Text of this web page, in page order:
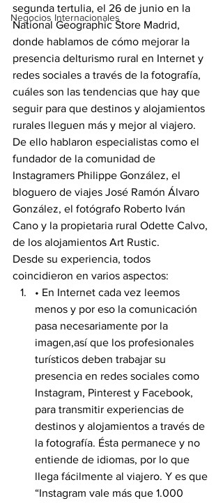
Negocios Internacionales
segunda tertulia, el 26 de junio en la
National Geographic Store Madrid,
donde hablamos de cómo mejorar la
presencia delturismo rural en Internet y
redes sociales a través de la fotografía,
cuáles son las tendencias que hay que
seguir para que destinos y alojamientos
rurales lleguen más y mejor al viajero.
De ello hablaron especialistas como el
fundador de la comunidad de
Instagramers Philippe González, el
bloguero de viajes José Ramón Álvaro
González, el fotógrafo Roberto Iván
Cano y la propietaria rural Odette Calvo,
de los alojamientos Art Rustic.
Desde su experiencia, todos
coincidieron en varios aspectos:
• En Internet cada vez leemos
menos y por eso la comunicación
pasa necesariamente por la
imagen,así que los profesionales
turísticos deben trabajar su
presencia en redes sociales como
Instagram, Pinterest y Facebook,
para transmitir experiencias de
destinos y alojamientos a través de
la fotografía. Ésta permanece y no
entiende de idiomas, por lo que
llega fácilmente al viajero. Y es que
“Instagram vale más que 1.000